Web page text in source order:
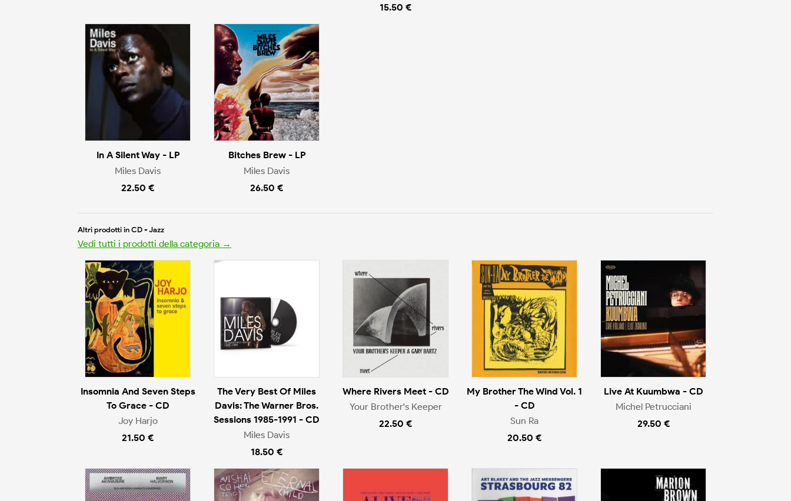
15.50 €
In A Silent Way - LP
Miles Davis
22.50 €
Bitches Brew - LP
Miles Davis
26.50 €
Altri prodotti in CD - Jazz
Vedi tutti i prodotti della categoria →
Insomnia And Seven Steps
To Grace - CD
Joy Harjo
21.50 €
The Very Best Of Miles
Davis: The Warner Bros.
Sessions 1985-1991 - CD
Miles Davis
18.50 €
Where Rivers Meet - CD
Your Brother's Keeper
22.50 €
My Brother The Wind Vol. 1
- CD
Sun Ra
20.50 €
Live At Kuumbwa - CD
Michel Petrucciani
29.50 €